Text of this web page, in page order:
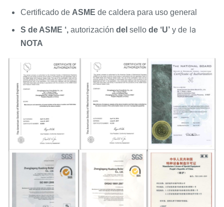
Certificado de ASME de caldera para uso general
S de ASME ‘, autorización del sello de ‘U’ y de la
NOTA